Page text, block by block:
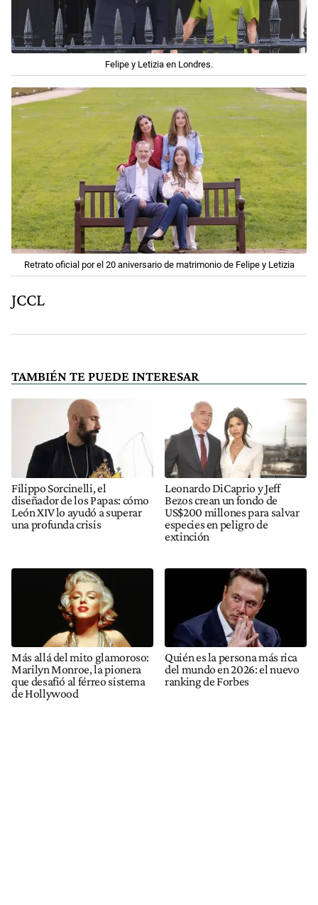
Felipe y Letizia en Londres.
Retrato oficial por el 20 aniversario de matrimonio de Felipe y Letizia
JCCL
TAMBIÉN TE PUEDE INTERESAR
Filippo Sorcinelli, el
diseñador de los Papas: cómo
León XIV lo ayudó a superar
una profunda crisis
Leonardo DiCaprio y Jeff
Bezos crean un fondo de
US$200 millones para salvar
especies en peligro de
extinción
Más allá del mito glamoroso:
Marilyn Monroe, la pionera
que desafió al férreo sistema
de Hollywood
Quién es la persona más rica
del mundo en 2026: el nuevo
ranking de Forbes